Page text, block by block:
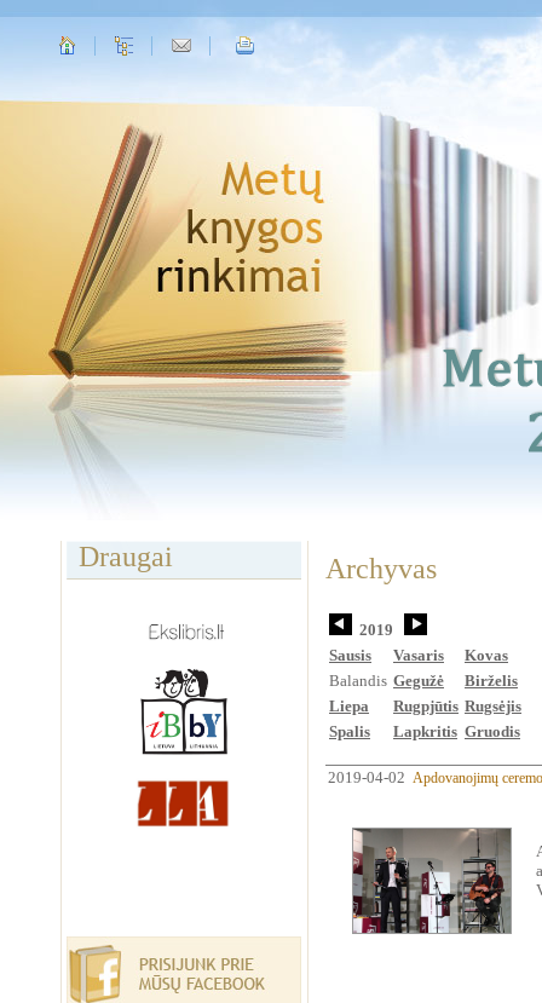
Draugai Archyvas
2019
Sausis
Vasaris
Kovas
Balandis Gegužė
Birželis
Liepa
Rugpjūtis Rugsėjis
Spalis
Lapkritis Gruodis
2019-04-02 Apdovanojimų